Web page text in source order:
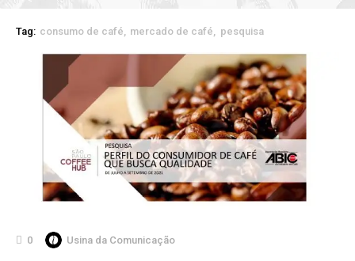
Tag: consumo de café mercado de café pesquisa
0 Usina da Comunicação